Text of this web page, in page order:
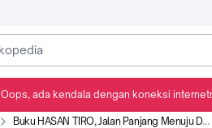
Buku HASAN TIRO, Jalan Panjang Menuju Damai Aceh
Oops, ada kendala dengan koneksi